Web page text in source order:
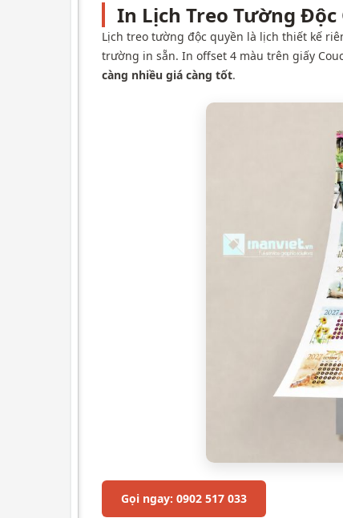
In Lịch Treo Tường Độc
Lịch treo tường độc quyền là lịch thiết kế
trường in sẵn. In offset 4 màu trên giấy
càng nhiều giá càng tốt.
Gọi ngay: 0902 517 033